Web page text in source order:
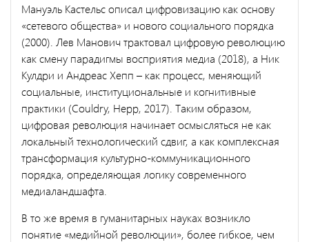
Мануэль Кастельс описал цифровизацию как основу
«сетевого общества» и нового социального порядка
(2000). Лев Манович трактовал цифровую революцию
как смену парадигмы восприятия медиа (2018), а Ник
Кулдри и Андреас Хепп – как процесс, меняющий
социальные, институциональные и когнитивные
практики (Couldry, Hepp, 2017). Таким образом,
цифровая революция начинает осмысляться не как
локальный технологический сдвиг, а как комплексная
трансформация культурно-коммуникационного
порядка, определяющая логику современного
медиаландшафта.
В то же время в гуманитарных науках возникло
понятие «медийной революции», более гибкое, чем